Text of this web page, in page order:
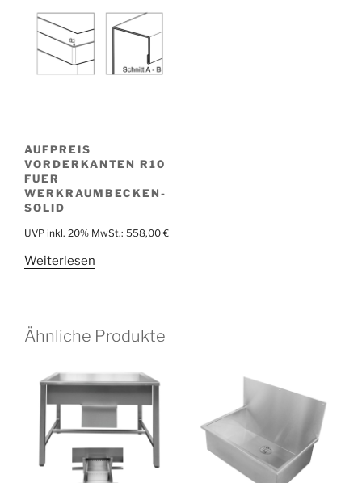
AUFPREIS
VORDERKANTEN R10
FUER
WERKRAUMBECKEN-
SOLID
UVP inkl. 20% MwSt.: 558,00 €
Weiterlesen
Ähnliche Produkte